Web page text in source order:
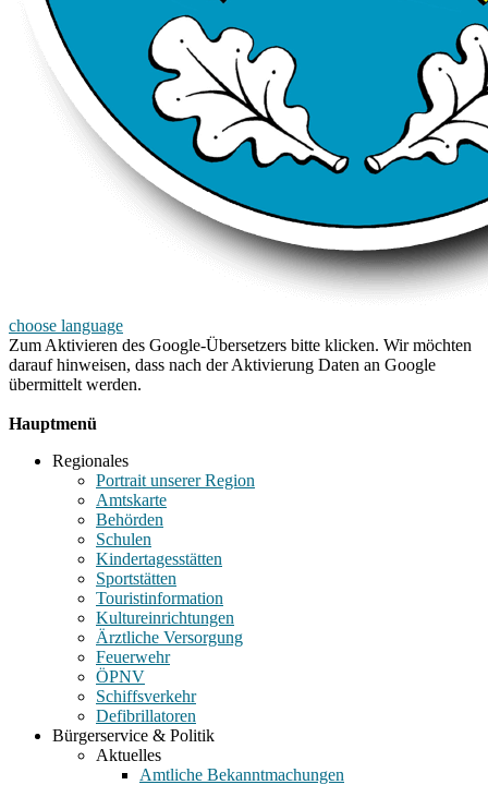
choose language
Zum Aktivieren des Google-Übersetzers bitte klicken. Wir möchten
darauf hinweisen, dass nach der Aktivierung Daten an Google
übermittelt werden.
Hauptmenü
Regionales
Portrait unserer Region
Amtskarte
Behörden
Schulen
Kindertagesstätten
Sportstätten
Touristinformation
Kultureinrichtungen
Ärztliche Versorgung
Feuerwehr
ÖPNV
Schiffsverkehr
Defibrillatoren
Bürgerservice & Politik
Aktuelles
Amtliche Bekanntmachungen